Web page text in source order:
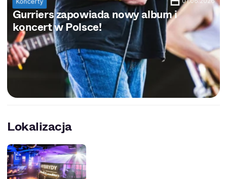
Gurriers zapowiada nowy album i
koncert w Polsce!
Lokalizacja